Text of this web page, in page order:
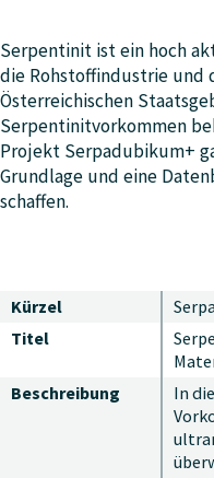
Serpentinit ist ein hoch
die Rohstoffindustrie
Österreichischen
Serpentinitvorkommen
Projekt Serpadubikum+
Grundlage und eine
schaffen.
Kürzel
Titel
Beschreibung
In